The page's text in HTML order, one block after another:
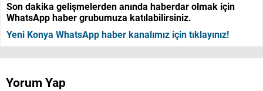
Son dakika gelişmelerden anında haberdar olmak için
WhatsApp haber grubumuza katılabilirsiniz.
Yeni Konya WhatsApp haber kanalımız için tıklayınız!
Yorum Yap